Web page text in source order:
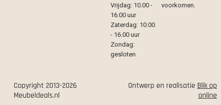
Vrijdag: 10.00 -
16.00 uur
Zaterdag: 10.00
- 16.00 uur
Zondag:
gesloten
voorkomen.
Copyright 2013-2026
Meubeldeals.nl
Ontwerp en realisatie Blik op
online